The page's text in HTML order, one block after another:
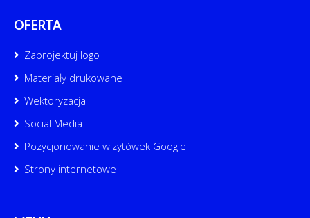
OFERTA
Zaprojektuj logo
Materiały drukowane
Wektoryzacja
Social Media
Pozycjonowanie wizytówek Google
Strony internetowe